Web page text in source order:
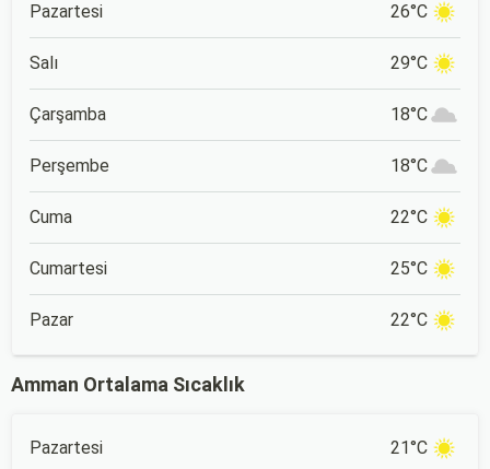
Pazartesi 26°C
Salı 29°C
Çarşamba 18°C
Perşembe 18°C
Cuma 22°C
Cumartesi 25°C
Pazar 22°C
Amman Ortalama Sıcaklık
Pazartesi 21°C